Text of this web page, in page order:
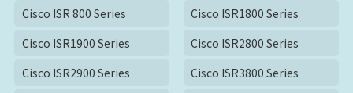
Cisco ISR 800 Series
Cisco ISR1800 Series
Cisco ISR1900 Series
Cisco ISR2800 Series
Cisco ISR2900 Series
Cisco ISR3800 Series